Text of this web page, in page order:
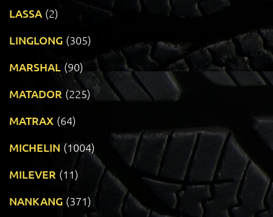
LASSA (2)
LINGLONG (305)
MARSHAL (90)
MATADOR (225)
MATRAX (64)
MICHELIN (1004)
MILEVER (11)
NANKANG (371)